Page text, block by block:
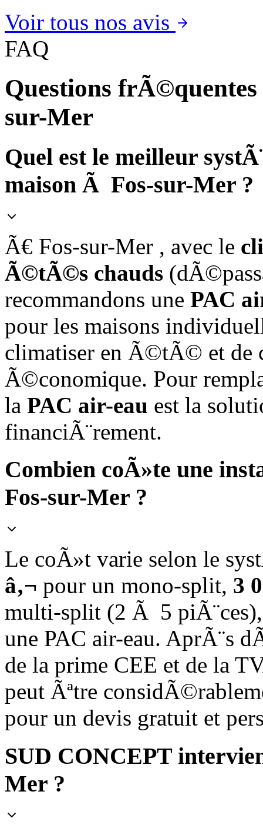
Voir tous nos avis
FAQ
Questions
sur-Mer
Quel est le meilleur
maison Ã Fos-sur-Mer ?
Ã€ Fos-sur-Mer , avec le
Ã©tÃ©s chauds
recommandons une PAC
pour les maisons
climatiser en Ã©tÃ© et de
Ã©conomique. Pour
la PAC air-eau est la
financiÃ¨rement.
Combien coÃ»te une
Fos-sur-Mer ?
Le coÃ»t varie selon le
â‚¬ pour un mono-split, 3
multi-split (2 Ã 5
une PAC air-eau. AprÃ¨s
de la prime CEE et de la
peut Ãªtre
pour un devis gratuit et
SUD CONCEPT
Mer ?